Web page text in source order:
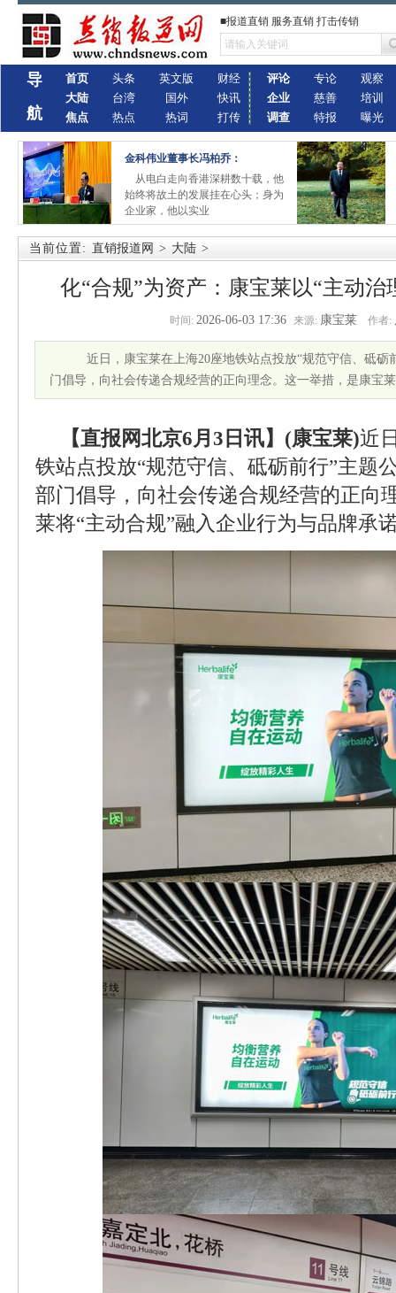
■报道直销 服务直销 打击传销
导
航
首页
大陆
焦点
头条
台湾
热点
英文版
国外
热词
财经
快讯
打传
评论
企业
调查
专论
慈善
特报
观察
培训
曝光
金科伟业董事长冯柏乔：
从电白走向香港深耕数十载，他
始终将故土的发展挂在心头；身为
企业家，他以实业
当前位置: 直销报道网 > 大陆 >
化“合规”为资产：康宝莱以“主动
时间: 2026-06-03 17:36 来源: 康宝莱 作者:
近日，康宝莱在上海20座地铁站点投放“规范守信、砥砺
门倡导，向社会传递合规经营的正向理念。这一举措，是康宝
【直报网北京6月3日讯】(康宝莱)近
铁站点投放“规范守信、砥砺前行”主题
部门倡导，向社会传递合规经营的正向
莱将“主动合规”融入企业行为与品牌承